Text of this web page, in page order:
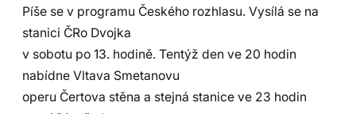
Píše se v programu Českého rozhlasu. Vysílá se na
stanici ČRo Dvojka
v sobotu po 13. hodině. Tentýž den ve 20 hodin
nabídne Vltava Smetanovu
operu Čertova stěna a stejná stanice ve 23 hodin